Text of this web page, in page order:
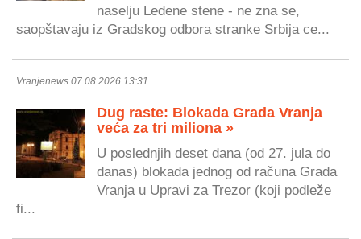
naselju Ledene stene - ne zna se,
saopštavaju iz Gradskog odbora stranke Srbija ce...
Vranjenews 07.08.2026 13:31
Dug raste: Blokada Grada Vranja
veća za tri miliona »
U poslednjih deset dana (od 27. jula do
danas) blokada jednog od računa Grada
Vranja u Upravi za Trezor (koji podleže
fi...